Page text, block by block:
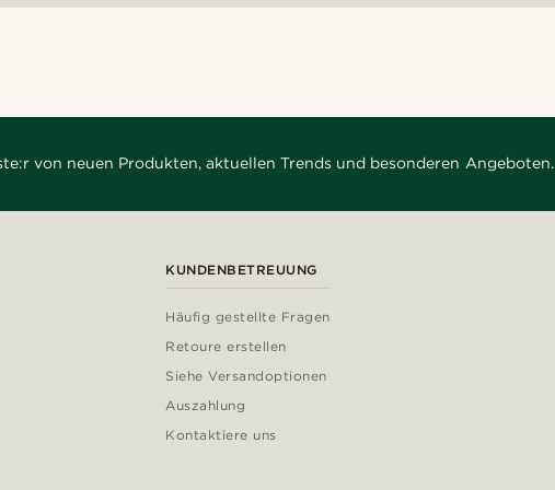
von neuen Produkten, aktuellen Trends und besonderen Angeboten.
KUNDENBETREUUNG
Häufig gestellte Fragen
Retoure erstellen
Siehe Versandoptionen
Auszahlung
Kontaktiere uns